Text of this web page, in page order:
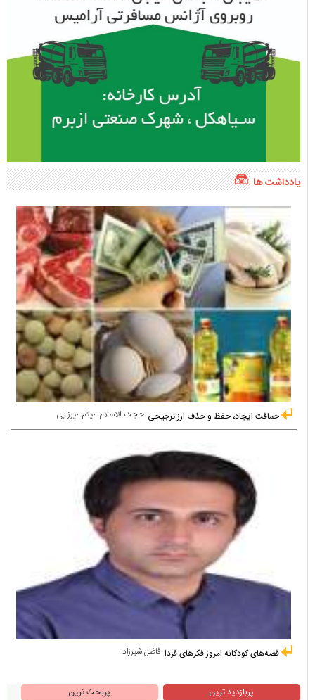
یادداشت ها
حجت الاسلام میثم میرزایی حماقت ایجاد، حفظ و حذف ارز ترجیحی
فاضل شیرزاد قصه‌های کودکانه امروز فکرهای فردا
پربازدید ترین
پربحث ترین